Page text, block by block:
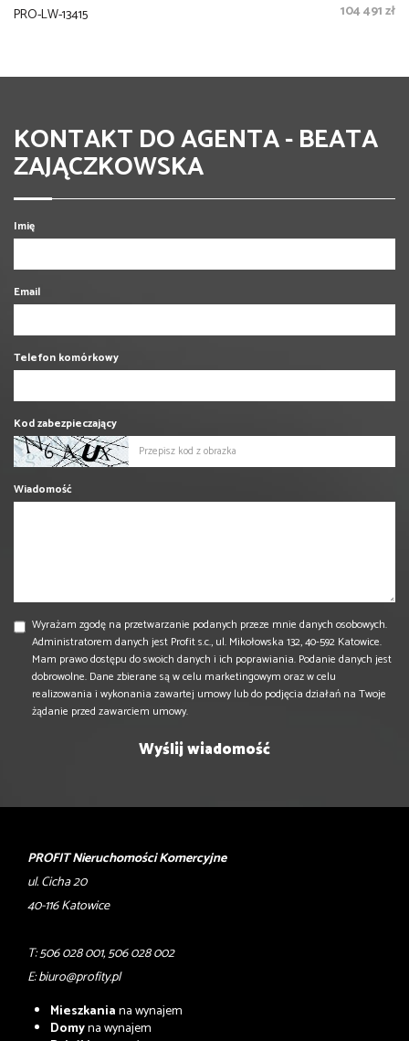
PRO-LW-13415 104 491 zł
KONTAKT DO AGENTA - BEATA
ZAJĄCZKOWSKA
Imię
Email
Telefon komórkowy
Kod zabezpieczający
Wiadomość
Wyrażam zgodę na przetwarzanie podanych przeze mnie danych osobowych.
Administratorem danych jest Profit s.c., ul. Mikołowska 132, 40-592 Katowice.
Mam prawo dostępu do swoich danych i ich poprawiania. Podanie danych jest
dobrowolne. Dane zbierane są w celu marketingowym oraz w celu
realizowania i wykonania zawartej umowy lub do podjęcia działań na Twoje
żądanie przed zawarciem umowy.
PROFIT Nieruchomości Komercyjne
ul. Cicha 20
40-116 Katowice
T: 506 028 001, 506 028 002
E:biuro@profity.pl
Mieszkaniana wynajem
Domyna wynajem